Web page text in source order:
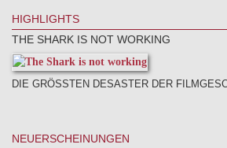
HIGHLIGHTS
THE SHARK IS NOT WORKING
DIE GRÖSSTEN DESASTER DER
NEUERSCHEINUNGEN